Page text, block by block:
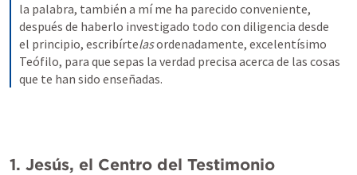
la palabra, también a mí me ha parecido conveniente,
después de haberlo investigado todo con diligencia desde
el principio, escribírtelas ordenadamente, excelentísimo
Teófilo, para que sepas la verdad precisa acerca de las cosas
que te han sido enseñadas.
1. Jesús, el Centro del Testimonio